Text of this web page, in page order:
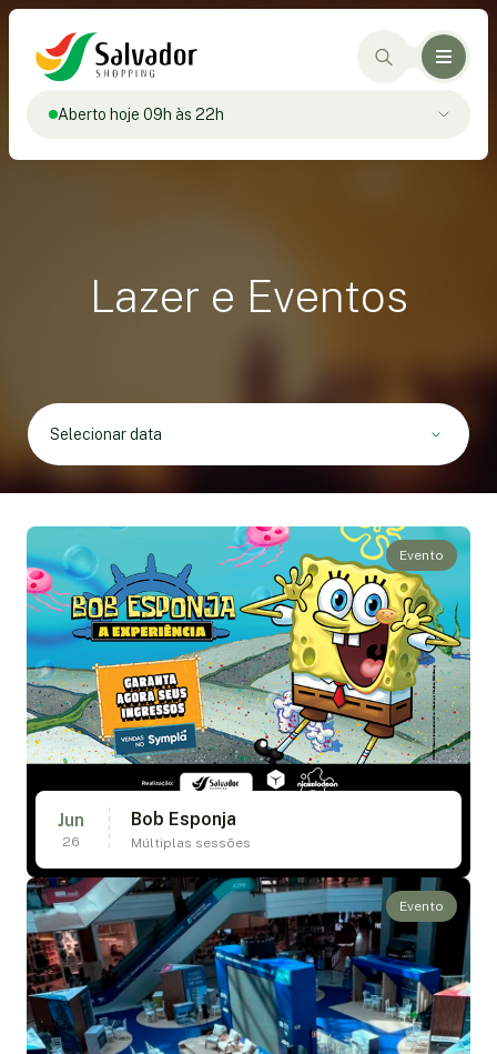
Aberto hoje 09h às 22h
Lazer e Eventos
Evento
Jun
26
Bob Esponja
Múltiplas sessões
Evento